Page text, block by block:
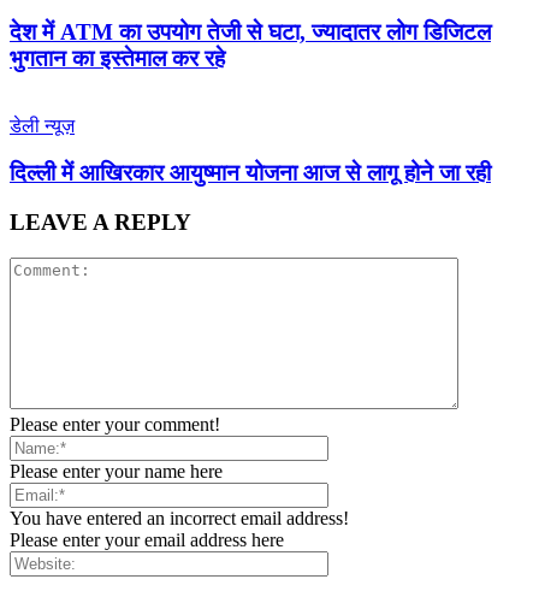
देश में ATM का उपयोग तेजी से घटा, ज्यादातर लोग डिजिटल
भुगतान का इस्तेमाल कर रहे
डेली न्यूज़
द‍िल्‍ली में आख‍िरकार आयुष्‍मान योजना आज से लागू होने जा रही
LEAVE A REPLY
Please enter your comment!
Please enter your name here
You have entered an incorrect email address!
Please enter your email address here